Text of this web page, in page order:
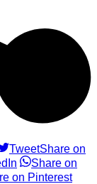
TweetShare on
Share on
on Pinterest